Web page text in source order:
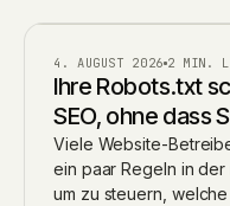
BLOG
4. AUGUST 2026 2 MIN.
Ihre Robots.txt
SEO, ohne dass
Viele Website-
ein paar Regeln in
um zu steuern,